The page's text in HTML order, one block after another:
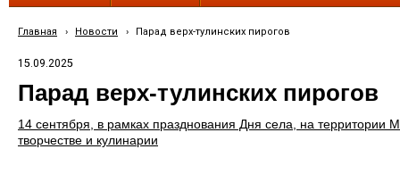
Главная › Новости › Парад верх-тулинских пирогов
15.09.2025
Парад верх-тулинских пирогов
14 сентября, в рамках празднования Дня села, на
творчестве и кулинарии